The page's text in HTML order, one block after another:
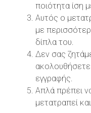
ποιότητα ίση
Αυτός ο
με
δίπλα του.
Δεν σας
ακολουθήσετε
εγγραφής.
Απλά πρέπει
μετατραπεί